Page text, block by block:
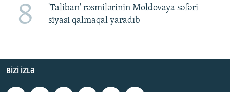
8
'Taliban' rəsmilərinin Moldovaya səfəri
siyasi qalmaqal yaradıb
BIZI IZLƏ